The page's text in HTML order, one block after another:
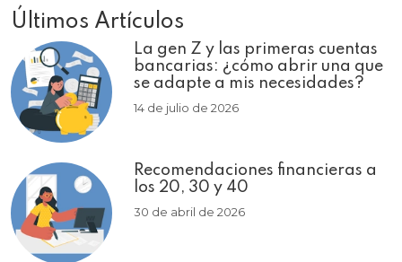
Últimos Artículos
La gen Z y las primeras cuentas
bancarias: ¿cómo abrir una que
se adapte a mis necesidades?
14 de julio de 2026
Recomendaciones financieras a
los 20, 30 y 40
30 de abril de 2026